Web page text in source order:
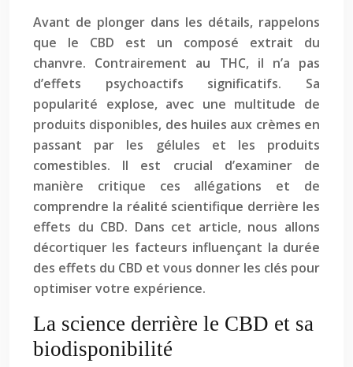
Avant de plonger dans les détails, rappelons
que le CBD est un composé extrait du
chanvre. Contrairement au THC, il n’a pas
d’effets psychoactifs significatifs. Sa
popularité explose, avec une multitude de
produits disponibles, des huiles aux crèmes en
passant par les gélules et les produits
comestibles. Il est crucial d’examiner de
manière critique ces allégations et de
comprendre la réalité scientifique derrière les
effets du CBD. Dans cet article, nous allons
décortiquer les facteurs influençant la durée
des effets du CBD et vous donner les clés pour
optimiser votre expérience.
La science derrière le CBD et sa
biodisponibilité